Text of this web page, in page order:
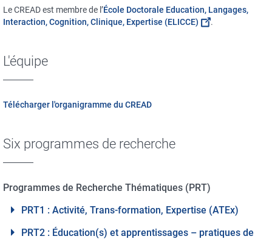
Le CREAD est membre de l’École Doctorale Education, Langages,
Interaction, Cognition, Clinique, Expertise (ELICCE)
.
L'équipe
Télécharger l'organigramme du CREAD
Six programmes de recherche
Programmes de Recherche Thématiques (PRT)
PRT1 : Activité, Trans-formation, Expertise (ATEx)
PRT2 : Éducation(s) et apprentissages – pratiques de